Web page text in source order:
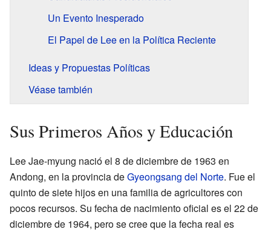
Un Evento Inesperado
El Papel de Lee en la Política Reciente
Ideas y Propuestas Políticas
Véase también
Sus Primeros Años y Educación
Lee Jae-myung nació el 8 de diciembre de 1963 en
Andong, en la provincia deGyeongsang del Norte. Fue el
quinto de siete hijos en una familia de agricultores con
pocos recursos. Su fecha de nacimiento oficial es el 22 de
diciembre de 1964, pero se cree que la fecha real es